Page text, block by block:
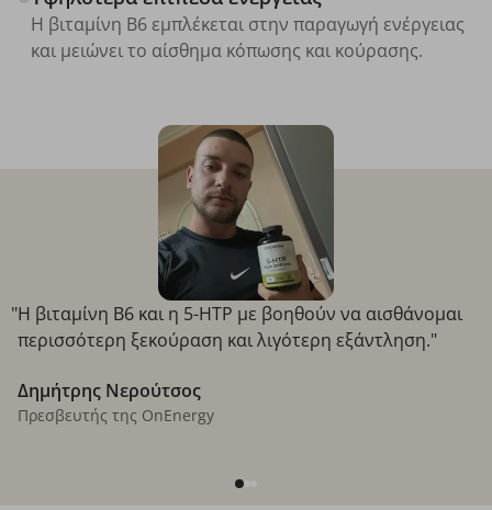
Η βιταμίνη Β6 εμπλέκεται στην παραγωγή ενέργειας
και μειώνει το αίσθημα κόπωσης και κούρασης.
"Η βιταμίνη Β6 και η 5-HTP με βοηθούν να αισθάνομαι
περισσότερη ξεκούραση και λιγότερη εξάντληση."
Δημήτρης Νερούτσος
Πρεσβευτής της OnEnergy